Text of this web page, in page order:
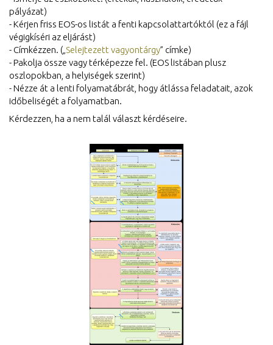
pályázat)
- Kérjen friss EOS-os listát a fenti kapcsolattartóktól (ez a fájl
végigkíséri az eljárást)
- Címkézzen. („ Selejtezett vagyontárgy” címke)
- Pakolja össze vagy térképezze fel. (EOS listában plusz
oszlopokban, a helyiségek szerint)
- Nézze át a lenti folyamatábrát, hogy átlássa feladatait, azok
időbeliségét a folyamatban.
Kérdezzen, ha a nem talál választ kérdéseire.